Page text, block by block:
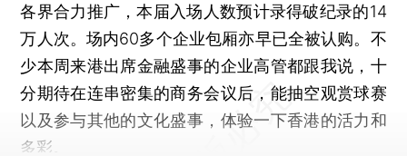
各界合力推广，本届入场人数预计录得破纪录的14
万人次。场内60多个企业包厢亦早已全被认购。不
少本周来港出席金融盛事的企业高管都跟我说，十
分期待在连串密集的商务会议后，能抽空观赏球赛
以及参与其他的文化盛事，体验一下香港的活力和
多彩。